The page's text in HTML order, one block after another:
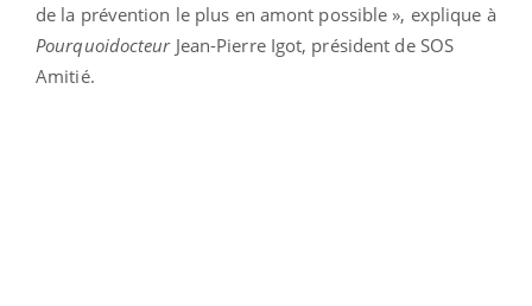
de la prévention le plus en amont possible », explique à
PourquoidocteurJean-Pierre Igot, président de SOS
Amitié.